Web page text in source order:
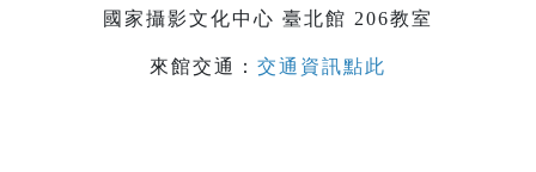
國家攝影文化中心 臺北館 206教室
來館交通： 交通資訊點此